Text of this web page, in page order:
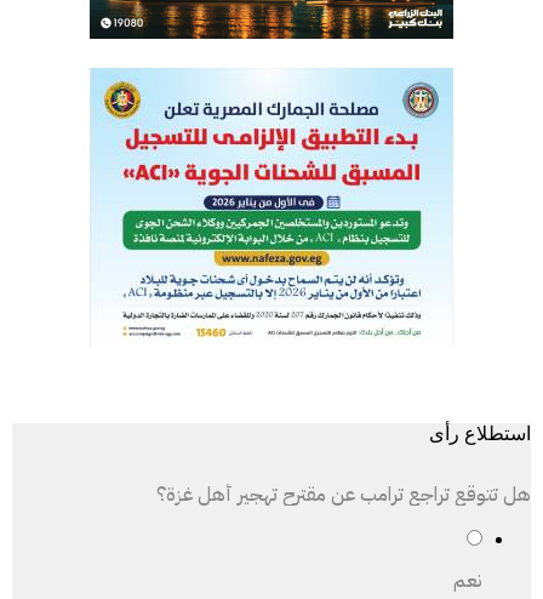
استطلاع رأى
هل تتوقع تراجع ترامب عن مقترح تهجير أهل غزة؟
نعم